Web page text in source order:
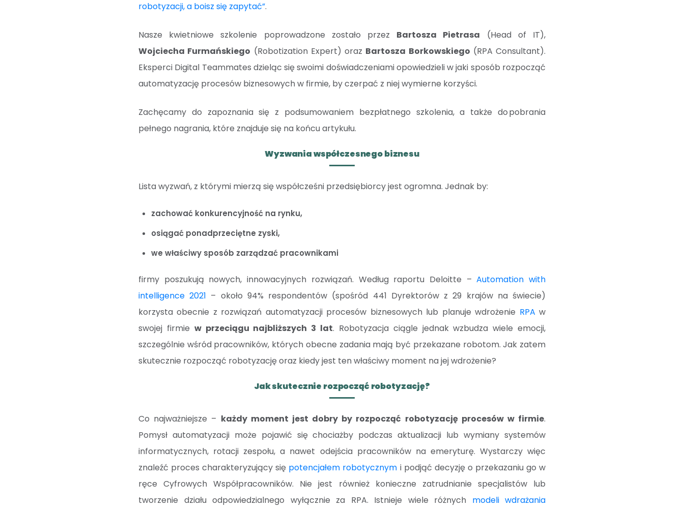
robotyzacji, a boisz się zapytać”.
Nasze kwietniowe szkolenie poprowadzone zostało przez Bartosza Pietrasa (Head of IT),
Wojciecha Furmańskiego (Robotization Expert) oraz Bartosza Borkowskiego (RPA Consultant).
Eksperci Digital Teammates dzieląc się swoimi doświadczeniami opowiedzieli w jaki sposób rozpocząć
automatyzację procesów biznesowych w firmie, by czerpać z niej wymierne korzyści.
Zachęcamy do zapoznania się z podsumowaniem bezpłatnego szkolenia, a także do pobrania
pełnego nagrania, które znajduje się na końcu artykułu.
Wyzwania współczesnego biznesu
Lista wyzwań, z którymi mierzą się współcześni przedsiębiorcy jest ogromna. Jednak by:
zachować konkurencyjność na rynku,
osiągać ponadprzeciętne zyski,
we właściwy sposób zarządzać pracownikami
firmy poszukują nowych, innowacyjnych rozwiązań. Według raportu Deloitte –Automation with
intelligence 2021 – około 94% respondentów (spośród 441 Dyrektorów z 29 krajów na świecie)
korzysta obecnie z rozwiązań automatyzacji procesów biznesowych lub planuje wdrożenie RPA w
swojej firmie w przeciągu najbliższych 3 lat. Robotyzacja ciągle jednak wzbudza wiele emocji,
szczególnie wśród pracowników, których obecne zadania mają być przekazane robotom. Jak zatem
skutecznie rozpocząć robotyzację oraz kiedy jest ten właściwy moment na jej wdrożenie?
Jak skutecznie rozpocząć robotyzację?
Co najważniejsze – każdy moment jest dobry by rozpocząć robotyzację procesów w firmie.
Pomysł automatyzacji może pojawić się chociażby podczas aktualizacji lub wymiany systemów
informatycznych, rotacji zespołu, a nawet odejścia pracowników na emeryturę. Wystarczy więc
znaleźć proces charakteryzujący się potencjałem robotycznym i podjąć decyzję o przekazaniu go w
ręce Cyfrowych Współpracowników. Nie jest również konieczne zatrudnianie specjalistów lub
tworzenie działu odpowiedzialnego wyłącznie za RPA. Istnieje wiele różnych modeli wdrażania